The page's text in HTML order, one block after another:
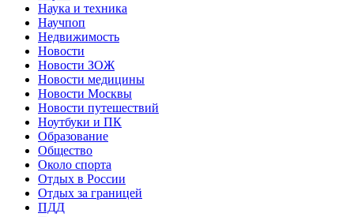
Наука и техника
Научпоп
Недвижимость
Новости
Новости ЗОЖ
Новости медицины
Новости Москвы
Новости путешествий
Ноутбуки и ПК
Образование
Общество
Около спорта
Отдых в России
Отдых за границей
ПДД